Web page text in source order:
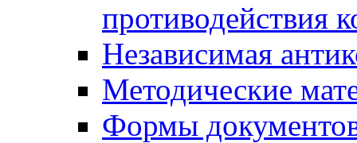
противодействия
Независимая
Методические
Формы